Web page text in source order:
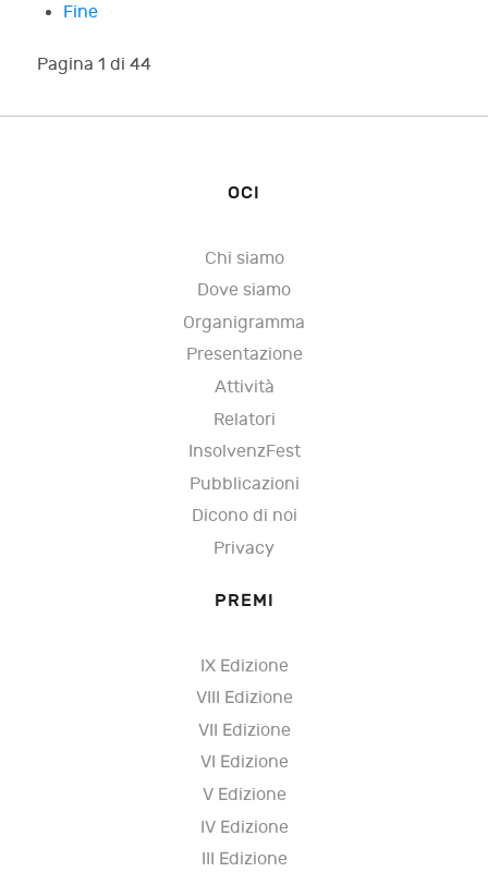
Fine
Pagina 1 di 44
OCI
Chi siamo
Dove siamo
Organigramma
Presentazione
Attività
Relatori
InsolvenzFest
Pubblicazioni
Dicono di noi
Privacy
PREMI
IX Edizione
VIII Edizione
VII Edizione
VI Edizione
V Edizione
IV Edizione
III Edizione